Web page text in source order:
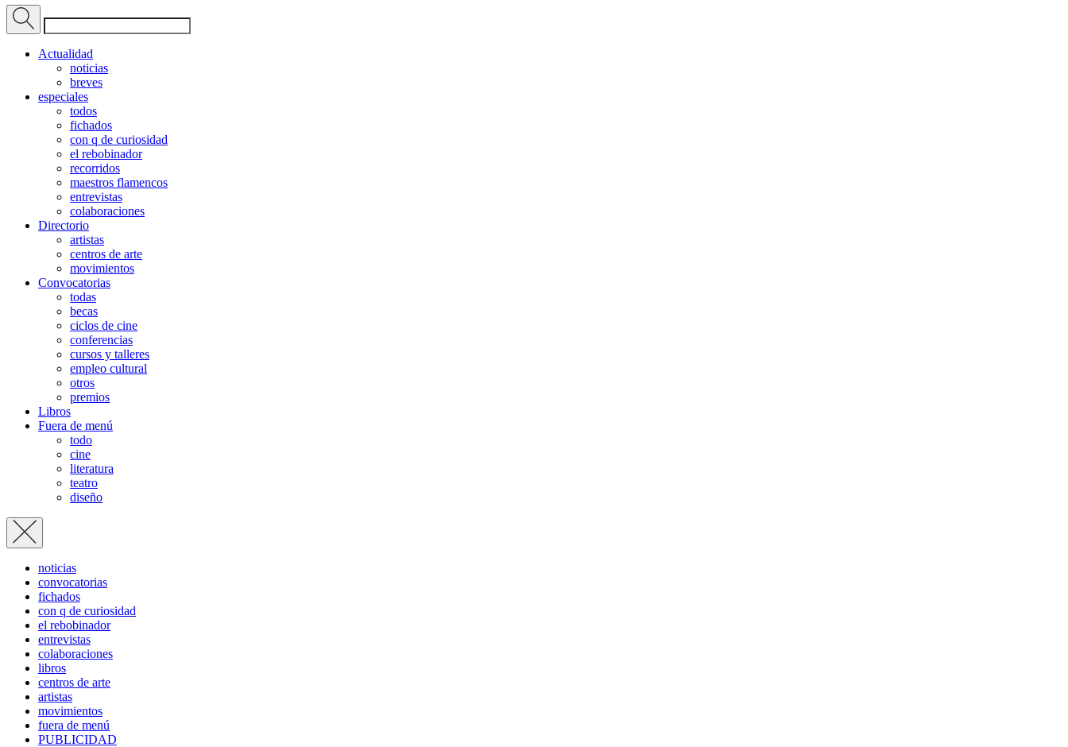
Actualidad
noticias
breves
especiales
todos
fichados
con q de curiosidad
el rebobinador
recorridos
maestros flamencos
entrevistas
colaboraciones
Directorio
artistas
centros de arte
movimientos
Convocatorias
todas
becas
ciclos de cine
conferencias
cursos y talleres
empleo cultural
otros
premios
Libros
Fuera de menú
todo
cine
literatura
teatro
diseño
noticias
convocatorias
fichados
con q de curiosidad
el rebobinador
entrevistas
colaboraciones
libros
centros de arte
artistas
movimientos
fuera de menú
PUBLICIDAD